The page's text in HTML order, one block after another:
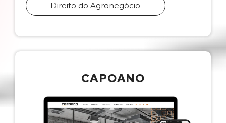
Direito do Agronegócio
CAPOANO